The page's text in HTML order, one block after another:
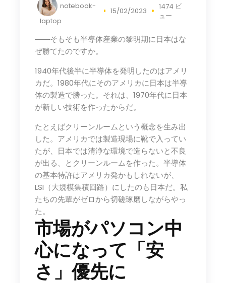
notebook-
laptop
15/02/2023
1474 ビ
ュー
――そもそも半導体産業の黎明期に日本はな
ぜ勝てたのですか。
1940年代後半に半導体を発明したのはアメリ
カだ。1980年代にそのアメリカに日本は半導
体の製造で勝った。それは、1970年代に日本
が新しい技術を作ったからだ。
たとえばクリーンルームという概念を生み出
した。アメリカでは製造現場に靴で入ってい
たが、日本では清浄な環境で造らないと不良
が出る、とクリーンルームを作った。半導体
の基本特許はアメリカ発かもしれないが、
LSI（大規模集積回路）にしたのも日本だ。私
たちの先輩がゼロから切磋琢磨しながらやっ
た。
市場がパソコン中
心になって「安
さ」優先に